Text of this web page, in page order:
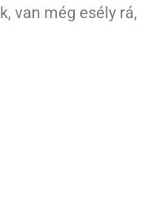
van még esély rá,